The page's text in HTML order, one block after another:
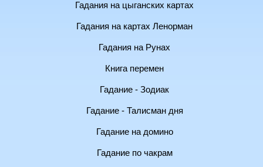
Гадания на цыганских картах
Гадания на картах Ленорман
Гадания на Рунах
Книга перемен
Гадание - Зодиак
Гадание - Талисман дня
Гадание на домино
Гадание по чакрам